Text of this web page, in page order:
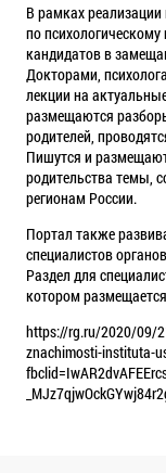
В рамках
по
кандидатов в
Докторами,
лекции на
размещаются
родителей,
Пишутся и
родительства темы,
регионам России.
Портал также
специалистов
Раздел для
котором
https://rg.ru/2020/09/
znachimosti-instituta-